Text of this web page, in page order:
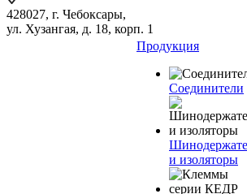
428027, г. Чебоксары,
ул. Хузангая, д. 18, корп. 1
Продукция
Соединители
и изоляторы